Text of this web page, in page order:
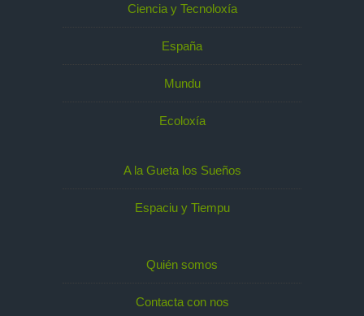
Ciencia y Tecnoloxía
España
Mundu
Ecoloxía
A la Gueta los Sueños
Espaciu y Tiempu
Quién somos
Contacta con nos